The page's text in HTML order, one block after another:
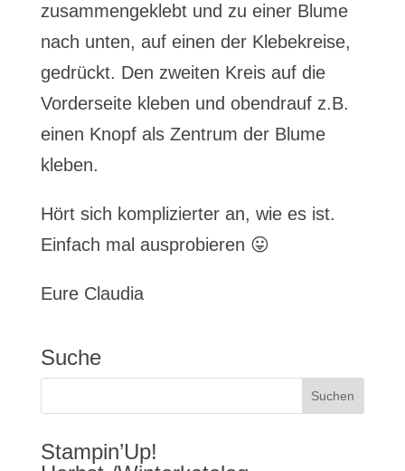
zusammengeklebt und zu einer Blume
nach unten, auf einen der Klebekreise,
gedrückt. Den zweiten Kreis auf die
Vorderseite kleben und obendrauf z.B.
einen Knopf als Zentrum der Blume
kleben.
Hört sich komplizierter an, wie es ist.
Einfach mal ausprobieren 😛
Eure Claudia
Suche
Stampin’Up!